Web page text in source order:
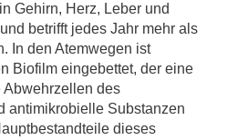
Gehirn, Herz, Leber und
betrifft jedes Jahr mehr als
In den Atemwegen ist
Biofilm eingebettet, der eine
Abwehrzellen des
antimikrobielle Substanzen
dieses